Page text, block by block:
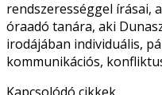
rendszerességgel írásai,
óraadó tanára, aki
irodájában individuális,
kommunikációs,
Facebook